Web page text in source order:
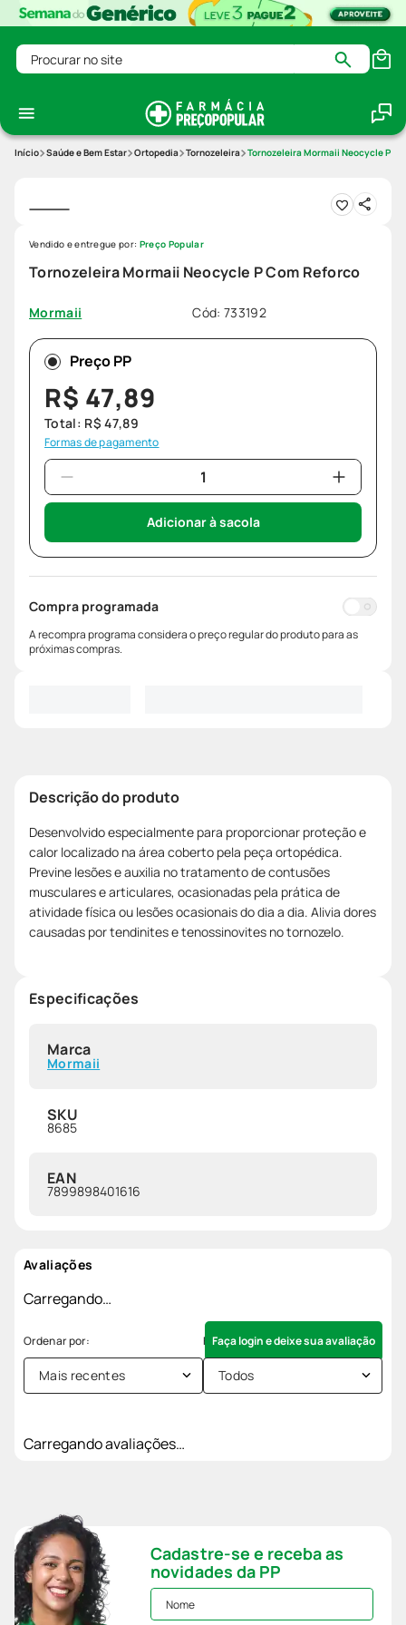
Procurar no site
Saúde e Bem Estar Ortopedia Tornozeleira Tornozeleira Mormaii Neocycle P
Tornozeleira Mormaii Neocycle P Com Reforco
Mormaii Cód: 733192
Vendido e entregue por: Preço Popular
Preço PP
R$ 47,89
Total: R$ 47,89
Formas de pagamento
Adicionar à sacola
Compra programada
A recompra programa considera o preço regular do produto para as
próximas compras.
Descrição do produto
Desenvolvido especialmente para proporcionar proteção e
calor localizado na área coberto pela peça ortopédica.
Previne lesões e auxilia no tratamento de contusões
musculares e articulares, ocasionadas pela prática de
atividade física ou lesões ocasionais do dia a dia. Alivia dores
causadas por tendinites e tenossinovites no tornozelo.
Especificações
Marca
Mormaii
SKU
8685
EAN
7899898401616
Avaliações
Carregando…
Faça login e deixe sua avaliação
Mais recentes Todos
Carregando avaliações…
Cadastre-se e receba as
novidades da PP